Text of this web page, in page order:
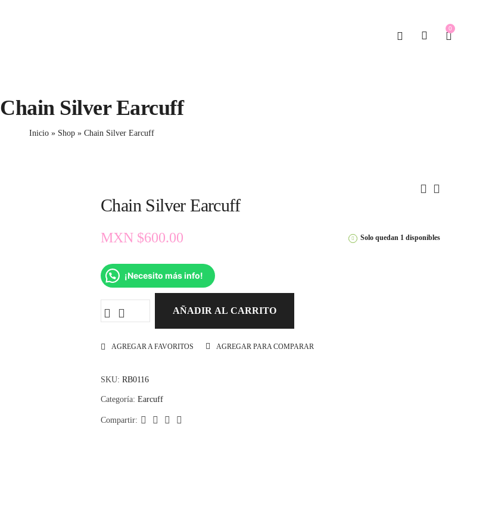
0
Chain Silver Earcuff
Inicio » Shop » Chain Silver Earcuff
Chain Silver Earcuff
Solo quedan 1 disponibles
MXN $600.00
¡Necesito más info!
AÑADIR AL CARRITO
AGREGAR A FAVORITOS AGREGAR PARA COMPARAR
SKU: RB0116
Categoría: Earcuff
Compartir: